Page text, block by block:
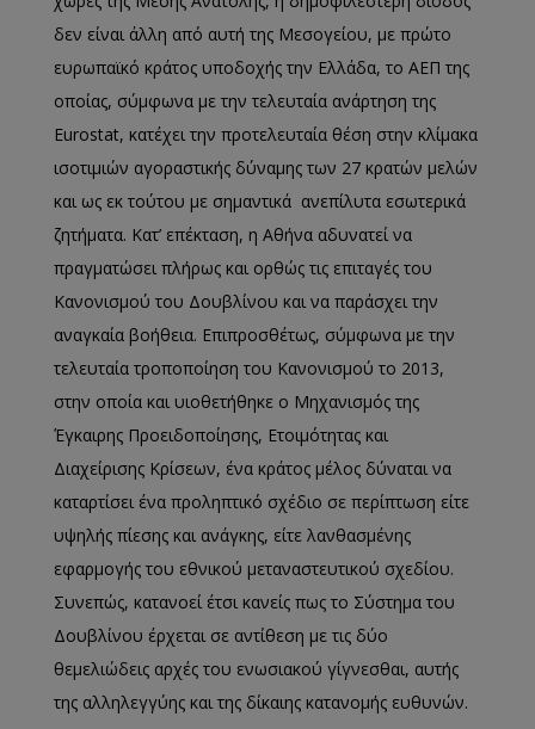
δεν είναι άλλη από αυτή της Μεσογείου, με πρώτο
ευρωπαϊκό κράτος υποδοχής την Ελλάδα, το ΑΕΠ της
οποίας, σύμφωνα με την τελευταία ανάρτηση της
Eurostat, κατέχει την προτελευταία θέση στην κλίμακα
ισοτιμιών αγοραστικής δύναμης των 27 κρατών μελών
και ως εκ τούτου με σημαντικά ανεπίλυτα εσωτερικά
ζητήματα. Κατ’ επέκταση, η Αθήνα αδυνατεί να
πραγματώσει πλήρως και ορθώς τις επιταγές του
Κανονισμού του Δουβλίνου και να παράσχει την
αναγκαία βοήθεια. Επιπροσθέτως, σύμφωνα με την
τελευταία τροποποίηση του Κανονισμού το 2013,
στην οποία και υιοθετήθηκε ο Μηχανισμός της
Έγκαιρης Προειδοποίησης, Ετοιμότητας και
Διαχείρισης Κρίσεων, ένα κράτος μέλος δύναται να
καταρτίσει ένα προληπτικό σχέδιο σε περίπτωση είτε
υψηλής πίεσης και ανάγκης, είτε λανθασμένης
εφαρμογής του εθνικού μεταναστευτικού σχεδίου.
Συνεπώς, κατανοεί έτσι κανείς πως το Σύστημα του
Δουβλίνου έρχεται σε αντίθεση με τις δύο
θεμελιώδεις αρχές του ενωσιακού γίγνεσθαι, αυτής
της αλληλεγγύης και της δίκαιης κατανομής ευθυνών.